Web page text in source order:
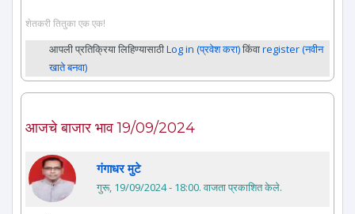
शेतकरी तितुका एक एक!
आपली प्रतिक्रिया लिहिण्यासाठीLog in (प्रवेश करा)किंवाregister (नवीन
खाते बनवा)
आजचे बाजार भाव 19/09/2024
गंगाधर मुटे
गुरू, 19/09/2024 - 18:00. वाजता प्रकाशित केले.